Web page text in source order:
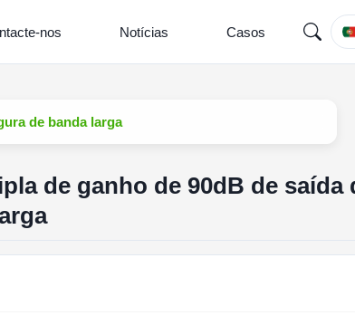
nos Notícias Casos
de banda larga
de ganho de 90dB de saída